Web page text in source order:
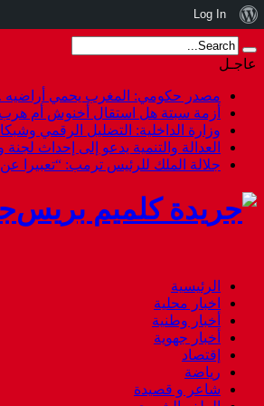
عاجـل
مصدر حكومي: المغرب يحمي أراضيه ..
أزمة سبتة هل استقال أخنوش أم
وزارة الداخلية: التضليل الرقمي
العدالة والتنمية يدعو إلى إحداث
جلالة الملك للرئيس ترمب:
الرئيسية
اخبار محلية
أخبار وطنية
أخبار جهوية
إقتصاد
رياضة
شاعر و قصيدة
نبذة
عن
ووردبريس
Log In